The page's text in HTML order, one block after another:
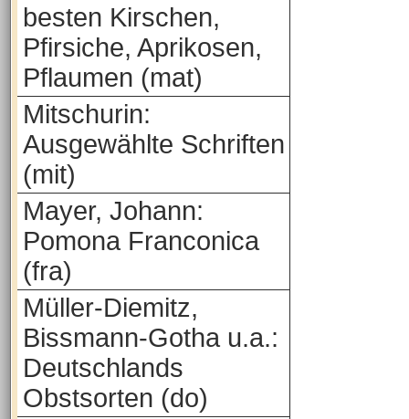
besten Kirschen,
Pfirsiche, Aprikosen,
Pflaumen (mat)
Mitschurin:
Ausgewählte Schriften
(mit)
Mayer, Johann:
Pomona Franconica
(fra)
Müller-Diemitz,
Bissmann-Gotha u.a.:
Deutschlands
Obstsorten (do)